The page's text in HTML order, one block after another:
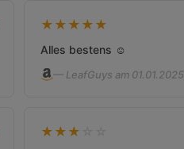
★ ★ ★ ★ ★
Alles bestens ☺️
— LeafGuys am 01.01.2025
★ ★ ★